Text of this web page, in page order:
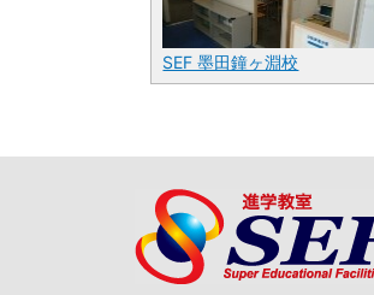
SEF 墨田鐘ヶ淵校